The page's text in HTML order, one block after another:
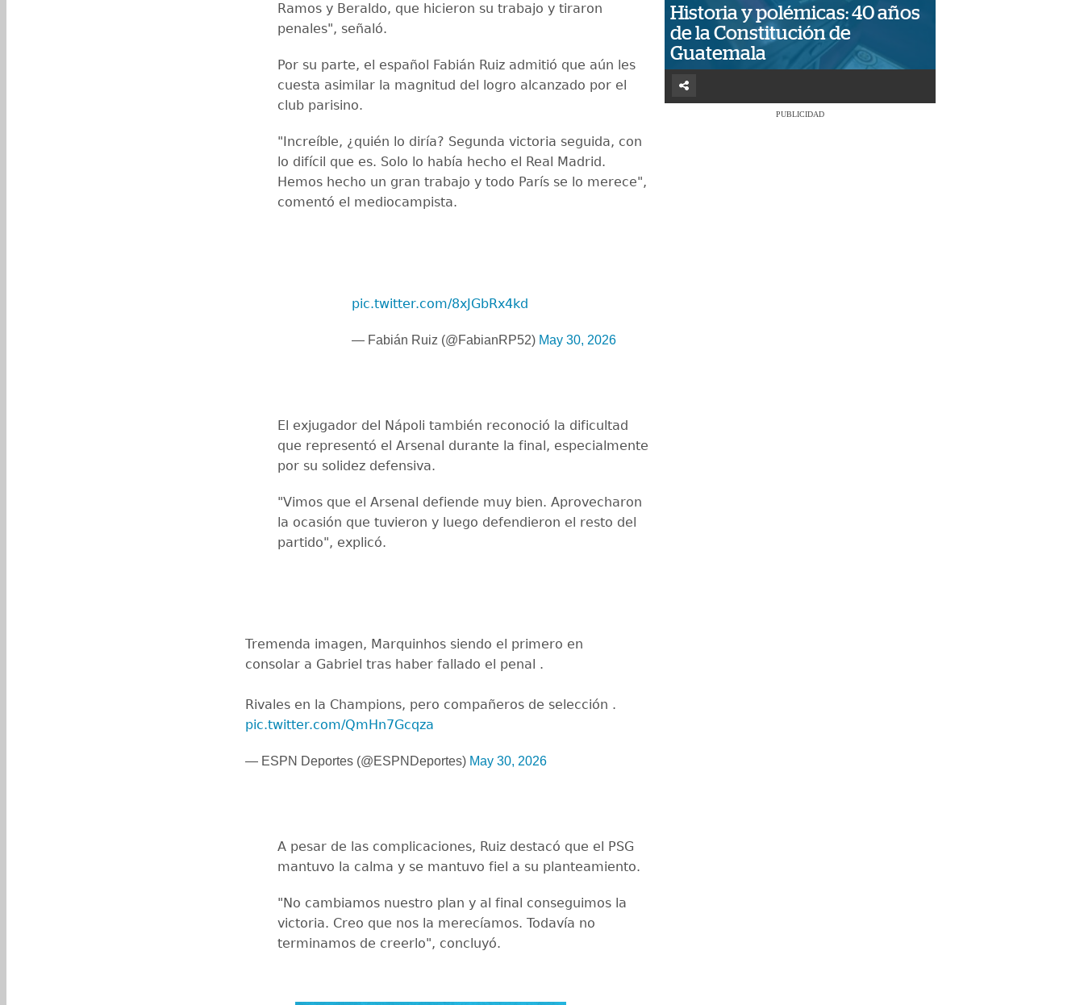
Ramos y Beraldo, que hicieron su trabajo y tiraron
penales", señaló.
Por su parte, el español Fabián Ruiz admitió que aún les
cuesta asimilar la magnitud del logro alcanzado por el
club parisino.
"Increíble, ¿quién lo diría? Segunda victoria seguida, con
lo difícil que es. Solo lo había hecho el Real Madrid.
Hemos hecho un gran trabajo y todo París se lo merece",
comentó el mediocampista.
pic.twitter.com/8xJGbRx4kd
— Fabián Ruiz (@FabianRP52) May 30, 2026
El exjugador del Nápoli también reconoció la dificultad
que representó el Arsenal durante la final, especialmente
por su solidez defensiva.
"Vimos que el Arsenal defiende muy bien. Aprovecharon
la ocasión que tuvieron y luego defendieron el resto del
partido", explicó.
Tremenda imagen, Marquinhos siendo el primero en
consolar a Gabriel tras haber fallado el penal .
Rivales en la Champions, pero compañeros de selección .
pic.twitter.com/QmHn7Gcqza
— ESPN Deportes (@ESPNDeportes) May 30, 2026
A pesar de las complicaciones, Ruiz destacó que el PSG
mantuvo la calma y se mantuvo fiel a su planteamiento.
"No cambiamos nuestro plan y al final conseguimos la
victoria. Creo que nos la merecíamos. Todavía no
terminamos de creerlo", concluyó.
Historia y polémicas: 40 años
de la Constitución de
Guatemala
PUBLICIDAD